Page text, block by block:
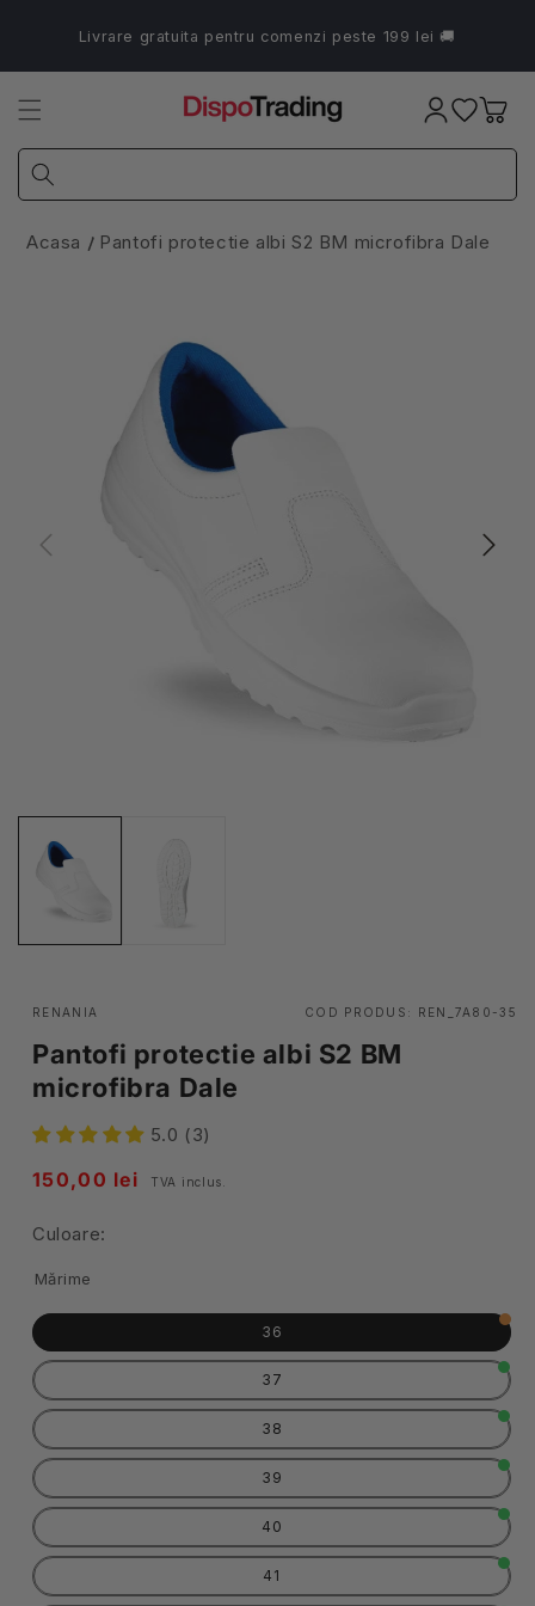
conținutLivrare gratuita pentru comenzi peste 199 lei 🚚
Coș
Acasa Pantofi protectie albi S2 BM microfibra Dale
RENANIA COD PRODUS: REN_7A80-35
Pantofi protectie albi S2 BM
microfibra Dale
5.0 (3)
Pret
150,00 lei TVA inclus.
Culoare:
Mărime
36
37
38
39
40
41